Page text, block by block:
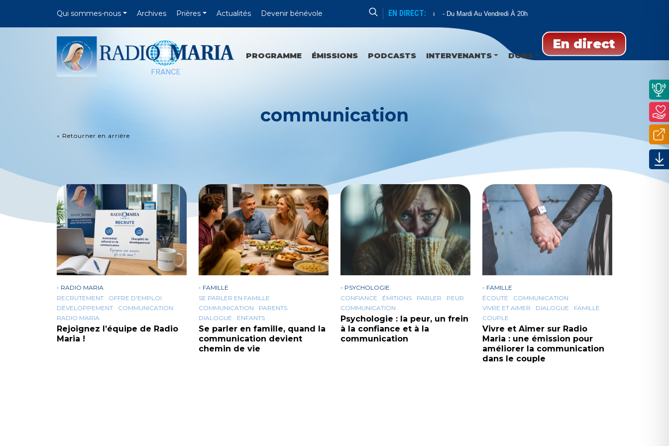
Qui sommes-nous Archives Prières Actualités Devenir bénévole EN DIRECT:
Catéchèse Du Père Mathieu Du Mardi Au Vendredi À 20h
En direct
PROGRAMME ÉMISSIONS PODCASTS INTERVENANTS DONS
communication
« Retourner en arrière
- RADIO MARIA
RECRUTEMENT
OFFRE D'EMPLOI
DÉVELOPPEMENT
COMMUNICATION
RADIO MARIA
Rejoignez l’équipe de Radio
Maria !
- FAMILLE
SE PARLER EN FAMILLE
COMMUNICATION
PARENTS
DIALOGUE
ENFANTS
Se parler en famille, quand la
communication devient
chemin de vie
- PSYCHOLOGIE
CONFIANCE
ÉMITIONS PARLER
PEUR
COMMUNICATION
Psychologie : la peur, un frein
à la confiance et à la
communication
- FAMILLE
ÉCOUTE
COMMUNICATION
VIVRE ET AIMER
DIALOGUE
FAMILLE
COUPLE
Vivre et Aimer sur Radio
Maria : une émission pour
améliorer la communication
dans le couple